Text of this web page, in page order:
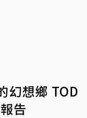
幻想鄉 TOD
告